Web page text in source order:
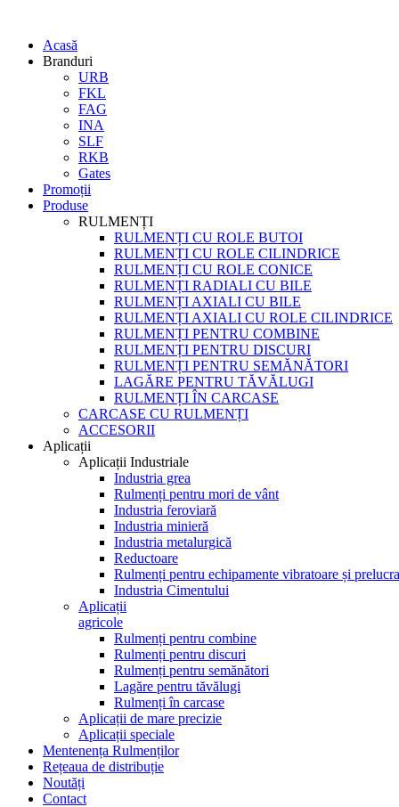
Acasă
Branduri
URB
FKL
FAG
INA
SLF
RKB
Gates
Promoții
Produse
RULMENȚI
RULMENȚI CU ROLE BUTOI
RULMENȚI CU ROLE CILINDRICE
RULMENȚI CU ROLE CONICE
RULMENȚI RADIALI CU BILE
RULMENȚI AXIALI CU BILE
RULMENȚI AXIALI CU ROLE CILINDRICE
RULMENȚI PENTRU COMBINE
RULMENȚI PENTRU DISCURI
RULMENȚI PENTRU SEMĂNĂTORI
LAGĂRE PENTRU TĂVĂLUGI
RULMENȚI ÎN CARCASE
CARCASE CU RULMENȚI
ACCESORII
Aplicații
Aplicații Industriale
Industria grea
Rulmenți pentru mori de vânt
Industria feroviară
Industria minieră
Industria metalurgică
Reductoare
Rulmenți pentru echipamente vibratoare și
Industria Cimentului
Aplicații
agricole
Rulmenți pentru combine
Rulmenți pentru discuri
Rulmenți pentru semănători
Lagăre pentru tăvălugi
Rulmenți în carcase
Aplicații de mare precizie
Aplicații speciale
Mentenența Rulmenților
Rețeaua de distribuție
Noutăți
Contact